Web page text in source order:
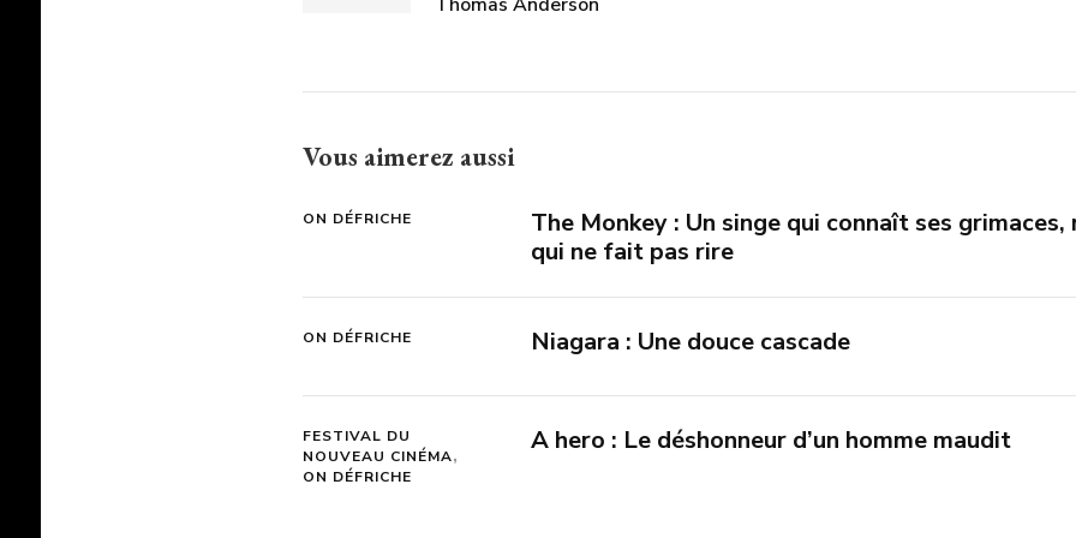
Vous aimerez aussi
ON DÉFRICHE
The Monkey : Un singe qui connaît ses grimaces,
qui ne fait pas rire
ON DÉFRICHE Niagara : Une douce cascade
FESTIVAL DU
NOUVEAU CINÉMA
ON DÉFRICHE
A hero : Le déshonneur d’un homme maudit